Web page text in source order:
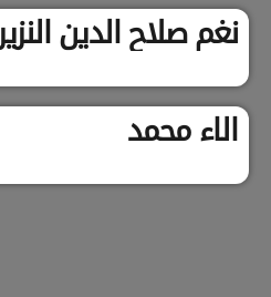
نغم صلاح الدين النزير
الاء محمد